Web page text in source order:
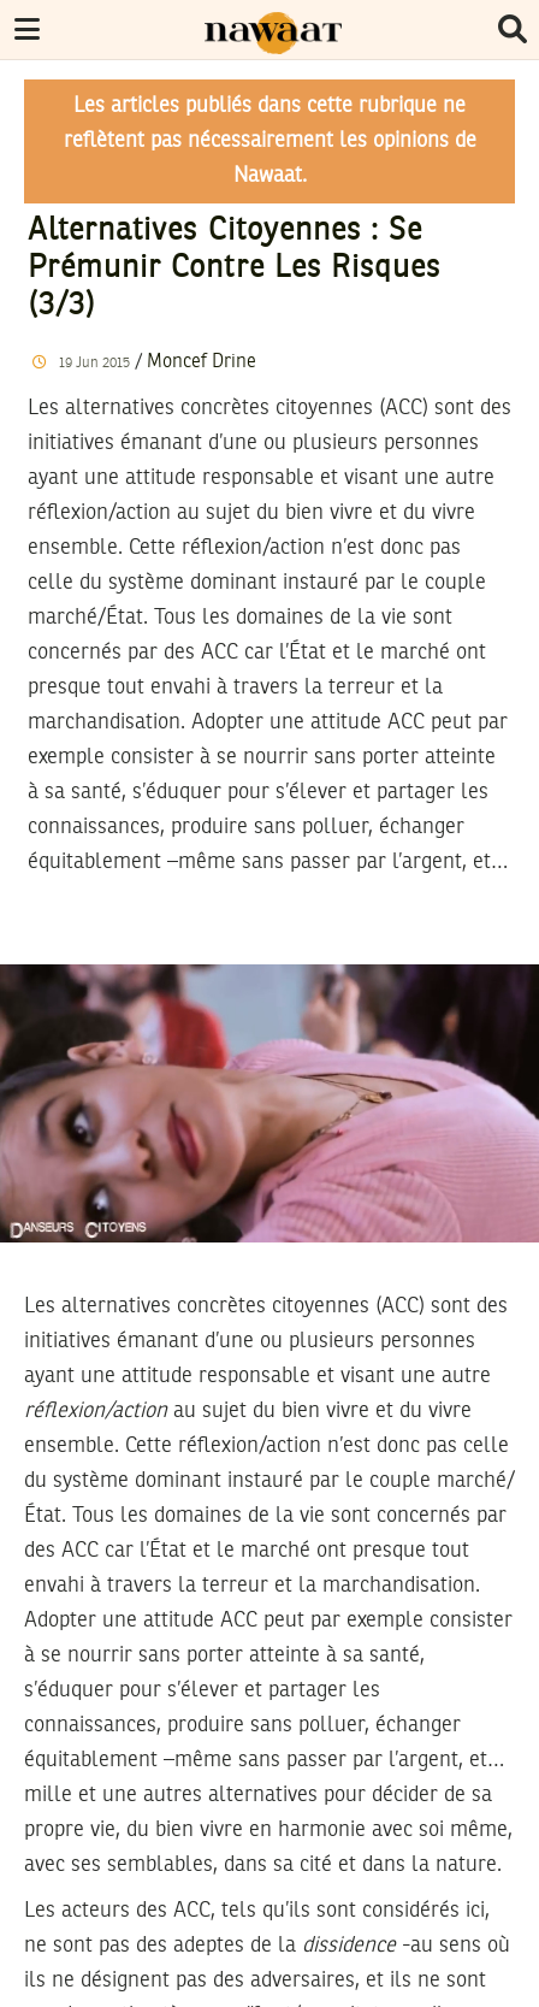
Les articles publiés dans cette rubrique ne
reflètent pas nécessairement les opinions de
Nawaat.
Alternatives Citoyennes : Se
Prémunir Contre Les Risques
(3/3)
19 Jun 2015/ Moncef Drine
Les alternatives concrètes citoyennes (ACC) sont des
initiatives émanant d’une ou plusieurs personnes
ayant une attitude responsable et visant une autre
réflexion/action au sujet du bien vivre et du vivre
ensemble. Cette réflexion/action n’est donc pas
celle du système dominant instauré par le couple
marché/État. Tous les domaines de la vie sont
concernés par des ACC car l’État et le marché ont
presque tout envahi à travers la terreur et la
marchandisation. Adopter une attitude ACC peut par
exemple consister à se nourrir sans porter atteinte
à sa santé, s’éduquer pour s’élever et partager les
connaissances, produire sans polluer, échanger
équitablement –même sans passer par l’argent, et…
Les alternatives concrètes citoyennes (ACC) sont des
initiatives émanant d’une ou plusieurs personnes
ayant une attitude responsable et visant une autre
réflexion/actionau sujet du bien vivre et du vivre
ensemble. Cette réflexion/action n’est donc pas celle
du système dominant instauré par le couple marché/
État. Tous les domaines de la vie sont concernés par
des ACC car l’État et le marché ont presque tout
envahi à travers la terreur et la marchandisation.
Adopter une attitude ACC peut par exemple consister
à se nourrir sans porter atteinte à sa santé,
s’éduquer pour s’élever et partager les
connaissances, produire sans polluer, échanger
équitablement –même sans passer par l’argent, et…
mille et une autres alternatives pour décider de sa
propre vie, du bien vivre en harmonie avec soi même,
avec ses semblables, dans sa cité et dans la nature.
Les acteurs des ACC, tels qu’ils sont considérés ici,
ne sont pas des adeptes de la dissidence-au sens où
ils ne désignent pas des adversaires, et ils ne sont